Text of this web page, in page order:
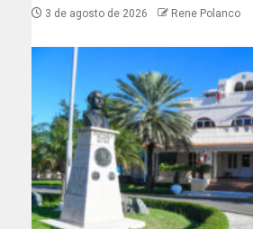
3 de agosto de 2026 Rene Polanco